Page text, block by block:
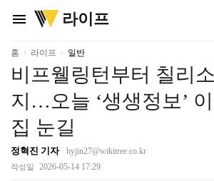
menu
위
키
리
라이프
홈 라이프 일반
비프웰링턴부터 칠리
지…오늘 ‘생생정보’
집 눈길
정혁진 기자 hyjin27@wikitree.co.kr
작성일 2026-05-14 17:29